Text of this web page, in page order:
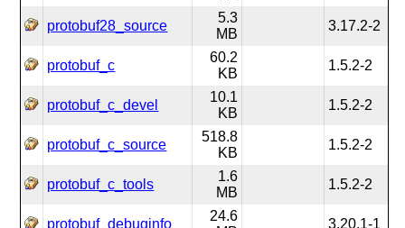
protobuf28_source
5.3
MB
3.17.2-2
protobuf_c
60.2
KB
1.5.2-2
protobuf_c_devel
10.1
KB
1.5.2-2
protobuf_c_source
518.8
KB
1.5.2-2
protobuf_c_tools
1.6
MB
1.5.2-2
protobuf_debuginfo
24.6
3.20.1-1